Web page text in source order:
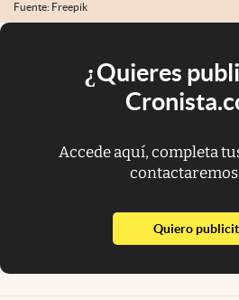
Fuente: Freepik
¿Quieres
Accede aquí, completa
Quiero